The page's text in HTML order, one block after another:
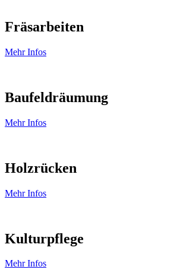
Fräsarbeiten
Mehr Infos
Baufeldräumung
Mehr Infos
Holzrücken
Mehr Infos
Kulturpflege
Mehr Infos